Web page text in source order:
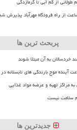
پربحث ترین ها
خردسالان به آن مبتلا شوند
مراکز تهیه و عرضه مواد غذایی
سلامت نیست
جدیدترین ها